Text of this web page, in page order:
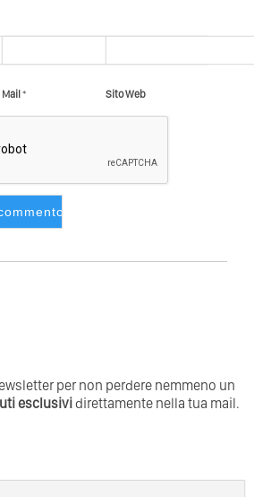
Mail* Sito Web
per non perdere nemmeno un
esclusividirettamente nella tua mail.